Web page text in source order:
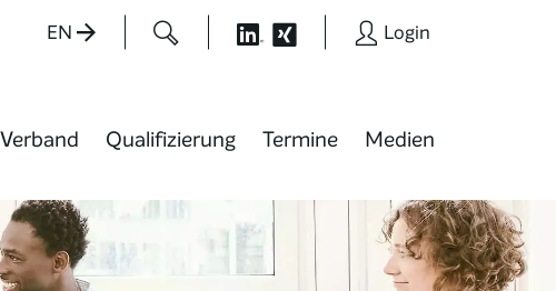
EN Login
Qualifizierung Termine Medien